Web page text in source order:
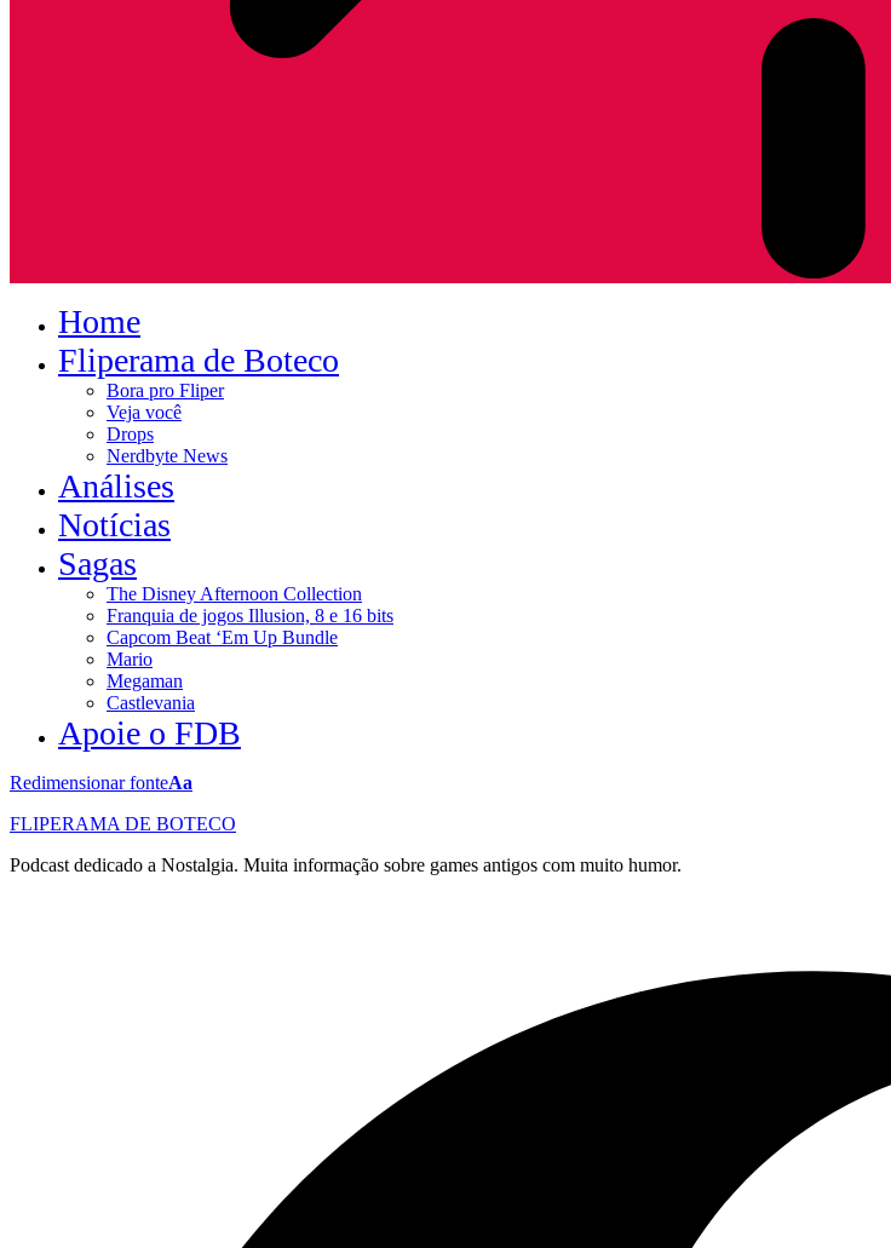
Home
Fliperama de Boteco
Bora pro Fliper
Veja você
Drops
Nerdbyte News
Análises
Notícias
Sagas
The Disney Afternoon Collection
Franquia de jogos Illusion, 8 e 16 bits
Capcom Beat ‘Em Up Bundle
Mario
Megaman
Castlevania
Apoie o FDB
Redimensionar fonteAa
FLIPERAMA DE BOTECO
Podcast dedicado a Nostalgia. Muita informação sobre games antigos com muito humor.